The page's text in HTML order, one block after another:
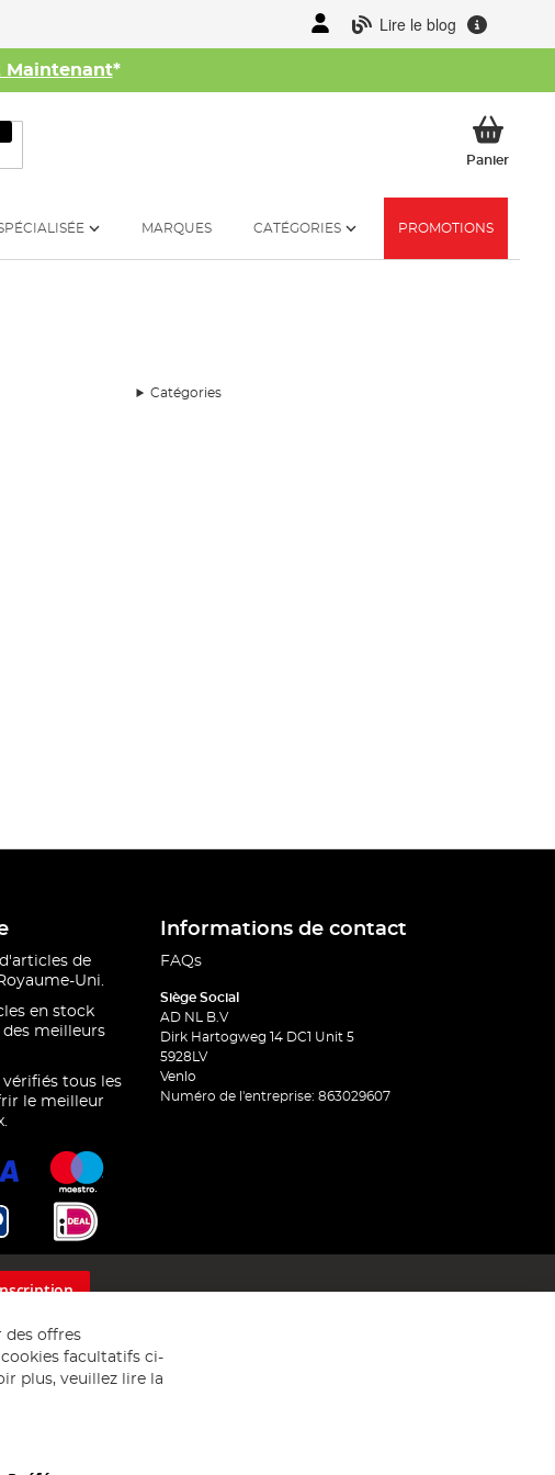
Lire le blog
Maintenant*
Rechercher
PanierMon
MARQUES CATÉGORIES PROMOTIONS
Catégories
de
Uni.
en stock
meilleurs
tous les
le meilleur
Informations de contact
FAQs
Siège Social
AD NL B.V
Dirk Hartogweg 14 DC1 Unit 5
5928LV
Venlo
Numéro de l'entreprise: 863029607
des offres
facultatifs ci-
plus, veuillez lire la